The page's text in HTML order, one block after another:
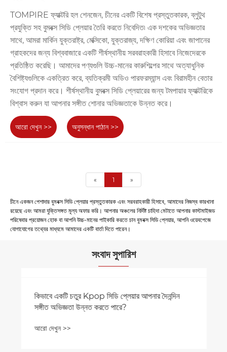
TOMPIRE ফ্যাক্টরি হল শেনজেন, চীনের একটি বিশেষ প্রস্তুতকারক, ব্লুটুথ
প্রযুক্তি সহ বুমবক্স সিডি প্লেয়ার তৈরি করতে নিবেদিত৷ এক দশকের অভিজ্ঞতার
সাথে, আমরা মার্কিন যুক্তরাষ্ট্র, মেক্সিকো, যুক্তরাজ্য, দক্ষিণ কোরিয়া এবং জাপানের
গ্রাহকদের জন্য বিশ্ববাজারে একটি শীর্ষস্থানীয় সরবরাহকারী হিসাবে নিজেদেরকে
প্রতিষ্ঠিত করেছি। আমাদের পণ্যগুলি উচ্চ-মানের কারুশিল্পের সাথে অত্যাধুনিক
বৈশিষ্ট্যগুলিকে একত্রিত করে, ব্যতিক্রমী অডিও পারফরম্যান্স এবং বিরামহীন বেতার
সংযোগ প্রদান করে। শীর্ষস্থানীয় বুমবক্স সিডি প্লেয়ারের জন্য টমপায়ার ফ্যাক্টরিকে
বিশ্বাস করুন যা আপনার সঙ্গীত শোনার অভিজ্ঞতাকে উন্নত করে।
আরো দেখুন >> অনুসন্ধান পাঠান >>
« 1 »
চীনে একজন পেশাদার বুমবক্স সিডি প্লেয়ার প্রস্তুতকারক এবং সরবরাহকারী হিসাবে, আমাদের নিজস্ব কারখানা
রয়েছে এবং আমরা যুক্তিসঙ্গত মূল্য অফার করি। আপনার অঞ্চলের নির্দিষ্ট চাহিদা মেটাতে আপনার কাস্টমাইজড
পরিষেবার প্রয়োজন হোক বা আপনি উচ্চ-মানের পাইকারি করতে চান বুমবক্স সিডি প্লেয়ার, আপনি ওয়েবপেজে
যোগাযোগের তথ্যের মাধ্যমে আমাদের একটি বার্তা দিতে পারেন।
সংবাদ সুপারিশ